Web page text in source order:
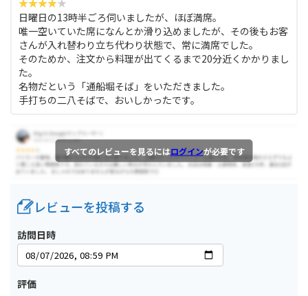
日曜日の13時半ごろ伺いましたが、ほぼ満席。
唯一空いていた席になんとか滑り込めましたが、その後もお客
さんが入れ替わり立ち代わり状態で、常に満席でした。
そのためか、注文から料理が出てくるまで20分近くかかりまし
た。
名物だという「通船堀そば」をいただきました。
手打ちの二八そばで、おいしかったです。
すべてのレビューを見るにはログインが必要です
レビューを投稿する
訪問日時
評価